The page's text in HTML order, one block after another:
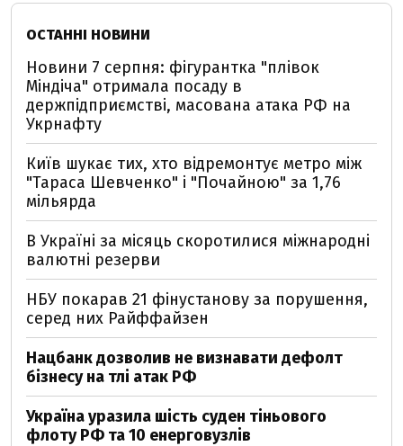
ОСТАННІ НОВИНИ
Новини 7 серпня: фігурантка "плівок
Міндіча" отримала посаду в
держпідприємстві, масована атака РФ на
Укрнафту
Київ шукає тих, хто відремонтує метро між
"Тараса Шевченко" і "Почайною" за 1,76
мільярда
В Україні за місяць скоротилися міжнародні
валютні резерви
НБУ покарав 21 фінустанову за порушення,
серед них Райффайзен
Нацбанк дозволив не визнавати дефолт
бізнесу на тлі атак РФ
Україна уразила шість суден тіньового
флоту РФ та 10 енерговузлів